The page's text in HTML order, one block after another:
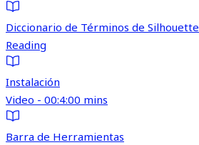
Diccionario de Términos de Silhouette
Reading
Instalación
Video - 00:4:00 mins
Barra de Herramientas